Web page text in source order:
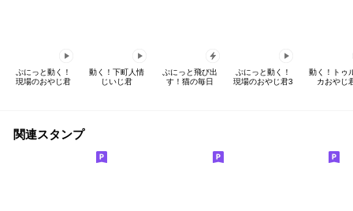
ぷにっと動く！
現場のおやじ君
動く！下町人情
じいじ君
ぷにっと飛び出
す！猫の毎日
ぷにっと動く！
現場のおやじ君3
動く！トゥ
カおやじ
関連スタンプ